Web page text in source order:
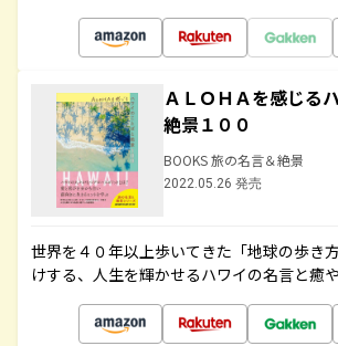
ＡＬＯＨＡを感じる
絶景１００
BOOKS 旅の名言＆絶景
2022.05.26 発売
世界を４０年以上歩いてきた「地球の歩き
けする、人生を輝かせるハワイの名言と癒